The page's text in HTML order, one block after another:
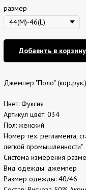
размер
Добавить в корзину
Джемпер "Поло" (кор.рук.)
Цвет: Фуксия
Артикул цвет: 034
Пол: женский
Номер тех. регламента,
легкой промышленности"
Система измерения
Вид одежды: джемпер
Размер одежды: 40/46